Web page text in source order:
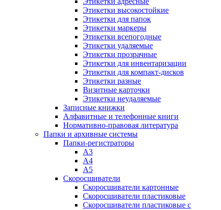
Этикетки высокостойкие
Этикетки для папок
Этикетки маркеры
Этикетки всепогодные
Этикетки удаляемые
Этикетки прозрачные
Этикетки для инвентаризации
Этикетки для компакт-дисков
Этикетки разные
Визитные карточки
Этикетки неудаляемые
Записные книжки
Алфавитные и телефонные книги
Нормативно-правовая литература
Папки и архивные системы
Папки-регистраторы
А3
А4
А5
Скоросшиватели
Скоросшиватели картонные
Скоросшиватели пластиковые
Скоросшиватели пластиковые с